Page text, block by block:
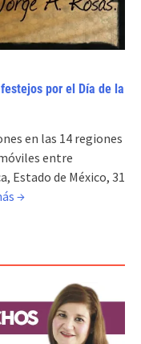
por el Día de la
en las 14 regiones
entre
Estado de México, 31
→